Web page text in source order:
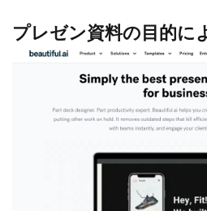
プレゼン資料の目的に